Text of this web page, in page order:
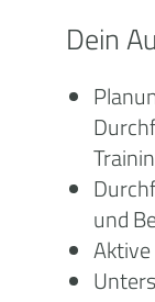
Dein
und